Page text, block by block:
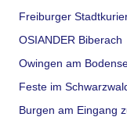
Freiburger
OSIANDER Biberach
Owingen am
Feste im
Burgen am Eingang